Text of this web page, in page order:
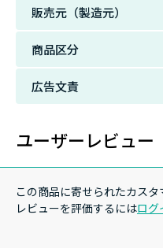
販売元（製造元）
商品区分
広告文責
ユーザーレビュー
この商品に寄せられたカスタ
レビューを評価するにはログ